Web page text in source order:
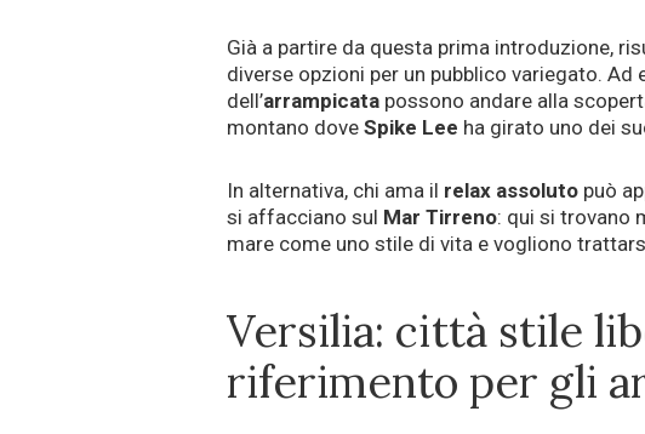
Già a partire da questa prima introduzione,
diverse opzioni per un pubblico variegato. Ad
dell’arrampicata possono andare alla
montano dove Spike Lee ha girato uno dei
In alternativa, chi ama il relax assoluto può
si affacciano sul Mar Tirreno: qui si trovano
mare come uno stile di vita e vogliono
Versilia: città stile
riferimento per gli